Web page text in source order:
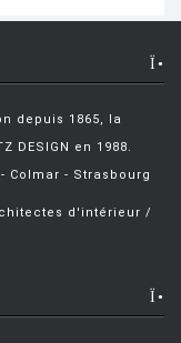
depuis 1865, la
DESIGN en 1988.
Colmar - Strasbourg
d'intérieur /